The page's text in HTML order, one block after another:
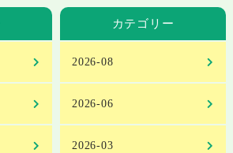
カテゴリー
2026-08
2026-06
2026-03